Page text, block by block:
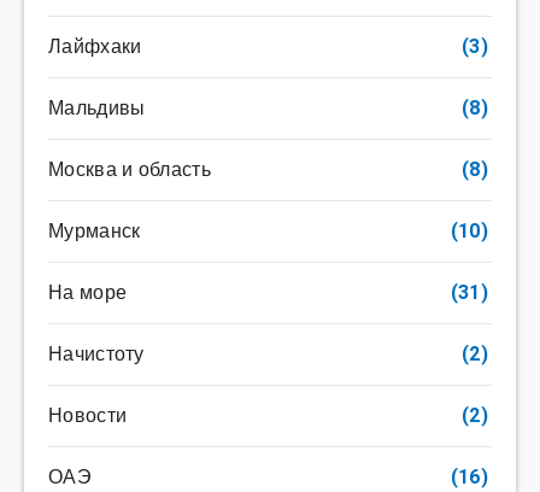
Лайфхаки (3)
Мальдивы (8)
Москва и область (8)
Мурманск (10)
На море (31)
Начистоту (2)
Новости (2)
ОАЭ (16)